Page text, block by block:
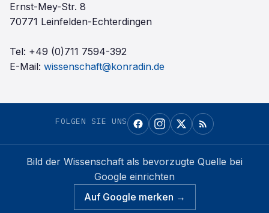
Ernst-Mey-Str. 8
70771 Leinfelden-Echterdingen
Tel: +49 (0)711 7594-392
E-Mail: wissenschaft@konradin.de
FOLGEN SIE UNS
Bild der Wissenschaft als bevorzugte Quelle bei
Google einrichten
Auf Google merken →